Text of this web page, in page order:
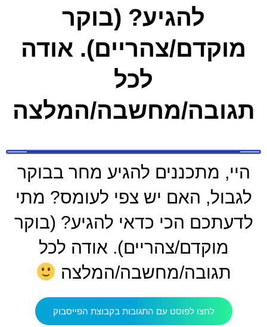
להגיע? (בוקר
מוקדם/צהריים). אודה
לכל
תגובה/מחשבה/המלצה
היי, מתכננים להגיע מחר בבוקר
לגבול, האם יש צפי לעומס? מתי
לדעתכם הכי כדאי להגיע? (בוקר
מוקדם/צהריים). אודה לכל
תגובה/מחשבה/המלצה
לחצו לפוסט עם התגובות בקבוצת הפייסבוק